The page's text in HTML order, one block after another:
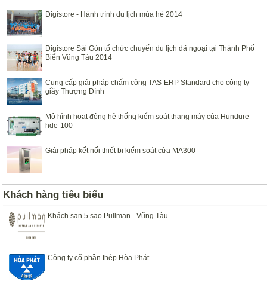
Digistore - Hành trình du lịch mùa hè 2014
Digistore Sài Gòn tổ chức chuyến du lịch dã ngoại tại Thành Phố
Biển Vũng Tàu 2014
Cung cấp giải pháp chấm công TAS-ERP Standard cho công ty
giầy Thượng Đình
Mô hình hoạt động hệ thống kiểm soát thang máy của Hundure
hde-100
Giải pháp kết nối thiết bị kiểm soát cửa MA300
Khách hàng tiêu biểu
Khách sạn 5 sao Pullman - Vũng Tàu
Công ty cổ phần thép Hòa Phát